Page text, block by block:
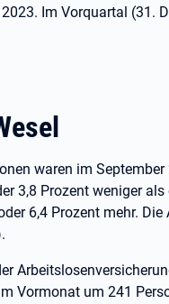
Im Vorquartal (31.
waren im
3,8 Prozent weniger
6,4 Prozent mehr.
Vormonat um 241